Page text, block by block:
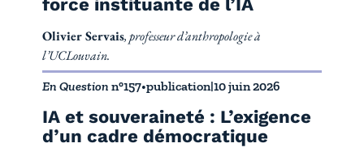
Olivier Servais, professeur d’anthropologie à
l’UCLouvain.
IA et souveraineté : L’exigence
d’un cadre démocratique
En Question n°157•publication|10 juin 2026